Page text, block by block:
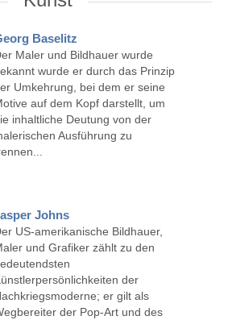
Baselitz
Maler und Bildhauer wurde
wurde er durch das Prinzip
Umkehrung, bei dem er seine
auf dem Kopf darstellt, um
inhaltliche Deutung von der
Ausführung zu
Johns
US-amerikanische Bildhauer,
und Grafiker zählt zu den
der
er gilt als
der Pop-Art und des